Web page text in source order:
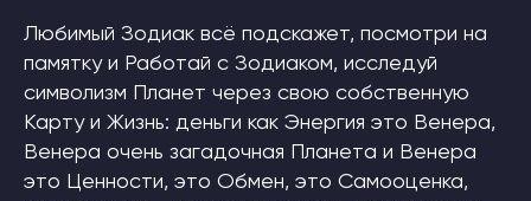
Любимый Зодиак всё подскажет, посмотри на
памятку и Работай с Зодиаком, исследуй
символизм Планет через свою собственную
Карту и Жизнь: деньги как Энергия это Венера,
Венера очень загадочная Планета и Венера
это Ценности, это Обмен, это Самооценка,